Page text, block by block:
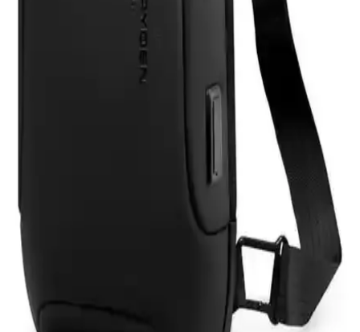
HP 255 G8, güçlü işlemci ve hızlı SSD ile günlük kullanım ve ofis
işleri için ideal, taşınabilir ve uygun fiyatlı bir dizüstü bilgisayardır.
Performans ve bağlantı seçenekleriyle öne çıkar.
Samsung Galaxy Tab S9 FE+ Plus için Nano
Kırılmaz Esnek Ekran Koruyucu İncelemesi
Samsung Galaxy Tab S9 FE+ Plus için tasarlanmış nano cam ekran
koruyucu, yüksek dayanıklılık ve net görüntü sağlar. Kolay
uygulama ve göz yorgunluğunu azaltıcı özellikleriyle ekran
Asfal Apple Watch Uyumlu 42-49 mm Kordonlar
Detaylı İnceleme ve Özellikleri
Asfal markasının Apple Watch uyumlu, çeşitli renk ve boyut
seçenekleriyle yüksek kaliteli kordonları, estetik ve dayanıklılık
sunarak kullanım konforu sağlar.
Mark Ryden Lexus MR-7510 USB Şarj Portlu